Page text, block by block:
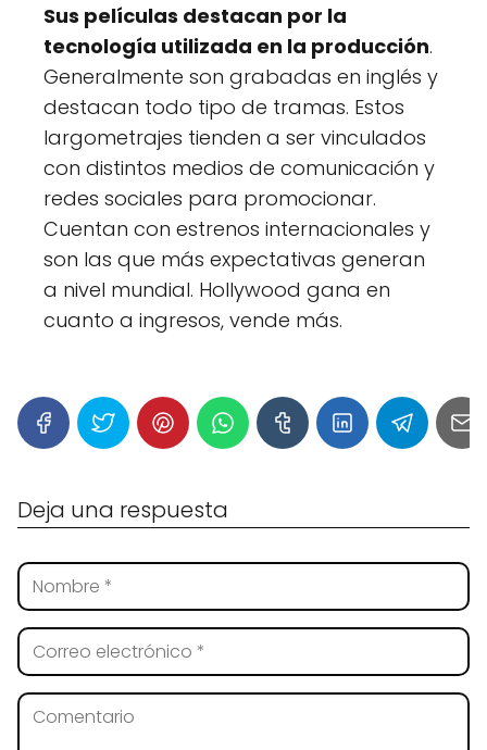
Sus películas destacan por la
tecnología utilizada en la producción.
Generalmente son grabadas en inglés y
destacan todo tipo de tramas. Estos
largometrajes tienden a ser vinculados
con distintos medios de comunicación y
redes sociales para promocionar.
Cuentan con estrenos internacionales y
son las que más expectativas generan
a nivel mundial. Hollywood gana en
cuanto a ingresos, vende más.
Deja una respuesta